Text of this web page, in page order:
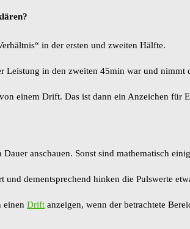
in der ersten und zweiten Hälfte.
Leistung in den zweiten 45min war und nimmt
einem Drift. Das ist dann ein Anzeichen für
anschauen. Sonst sind mathematisch
und dementsprechend hinken die Pulswerte
einen Drift anzeigen, wenn der betrachtete